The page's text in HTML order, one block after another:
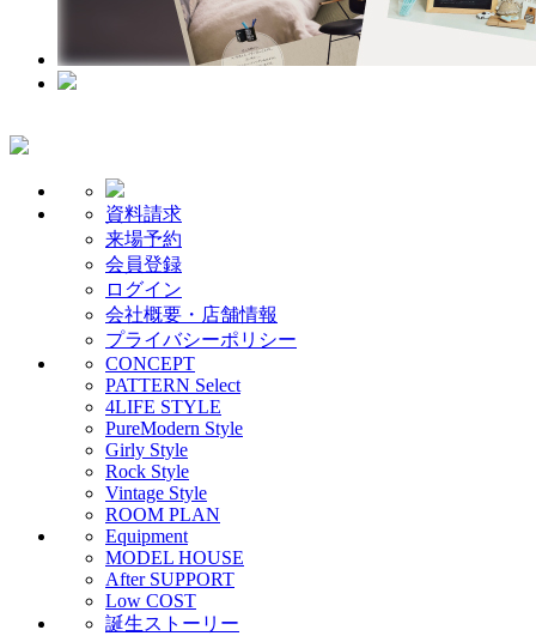
資料請求
来場予約
会員登録
ログイン
会社概要・店舗情報
プライバシーポリシー
CONCEPT
PATTERN Select
4LIFE STYLE
PureModern Style
Girly Style
Rock Style
Vintage Style
ROOM PLAN
Equipment
MODEL HOUSE
After SUPPORT
Low COST
誕生ストーリー